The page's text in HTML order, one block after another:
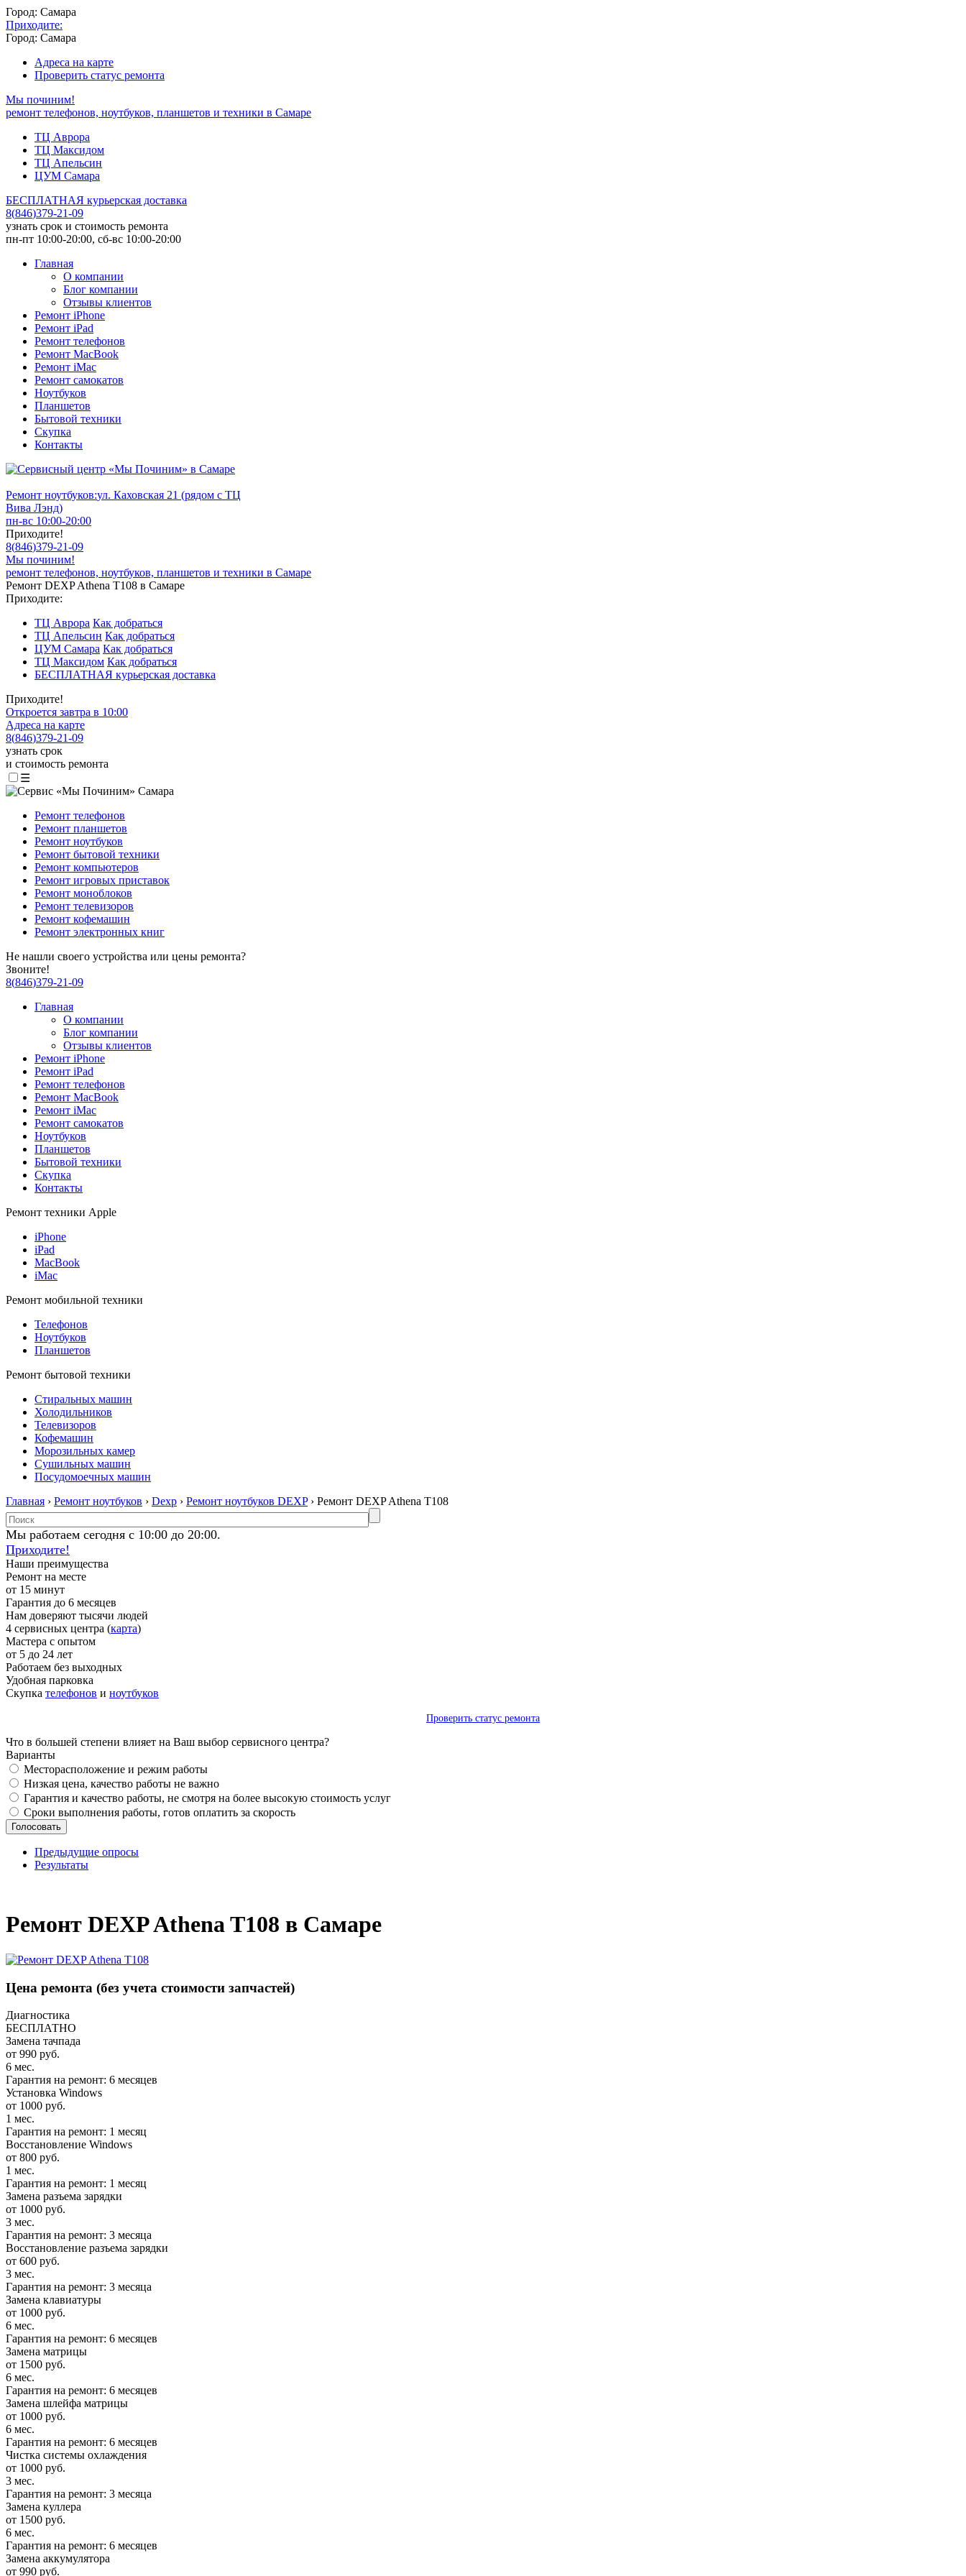
Город: Самара
Приходите:
Город: Самара
Адреса на карте
Проверить статус ремонта
Мы починим!
ремонт телефонов, ноутбуков, планшетов и техники в Самаре
ТЦ Аврора
ТЦ Максидом
ТЦ Апельсин
ЦУМ Самара
БЕСПЛАТНАЯ курьерская доставка
8(846)379-21-09
узнать срок и стоимость ремонта
пн-пт 10:00-20:00, сб-вс 10:00-20:00
Главная
О компании
Блог компании
Отзывы клиентов
Ремонт iPhone
Ремонт iPad
Ремонт телефонов
Ремонт MacBook
Ремонт iMac
Ремонт самокатов
Ноутбуков
Планшетов
Бытовой техники
Скупка
Контакты
Ремонт ноутбуков:ул. Каховская 21 (рядом с ТЦ
Вива Лэнд)
пн-вс 10:00-20:00
Приходите!
8(846)379-21-09
Мы починим!
ремонт телефонов, ноутбуков, планшетов и техники в Самаре
Ремонт DEXP Athena T108 в Самаре
Приходите:
ТЦ Аврора Как добраться
ТЦ Апельсин Как добраться
ЦУМ Самара Как добраться
ТЦ Максидом Как добраться
БЕСПЛАТНАЯ курьерская доставка
Приходите!
Откроется завтра в 10:00
Адреса на карте
8(846)379-21-09
узнать срок
и стоимость ремонта
☰
Ремонт телефонов
Ремонт планшетов
Ремонт ноутбуков
Ремонт бытовой техники
Ремонт компьютеров
Ремонт игровых приставок
Ремонт моноблоков
Ремонт телевизоров
Ремонт кофемашин
Ремонт электронных книг
Не нашли своего устройства или цены ремонта?
Звоните!
8(846)379-21-09
Главная
О компании
Блог компании
Отзывы клиентов
Ремонт iPhone
Ремонт iPad
Ремонт телефонов
Ремонт MacBook
Ремонт iMac
Ремонт самокатов
Ноутбуков
Планшетов
Бытовой техники
Скупка
Контакты
Ремонт техники Apple
iPhone
iPad
MacBook
iMac
Ремонт мобильной техники
Телефонов
Ноутбуков
Планшетов
Ремонт бытовой техники
Стиральных машин
Холодильников
Телевизоров
Кофемашин
Морозильных камер
Сушильных машин
Посудомоечных машин
Главная › Ремонт ноутбуков › Dexp › Ремонт ноутбуков DEXP› Ремонт DEXP Athena T108
Мы работаем сегодня с 10:00 до 20:00.
Приходите!
Наши преимущества
Ремонт на месте
от 15 минут
Гарантия до 6 месяцев
Нам доверяют тысячи людей
4 сервисных центра (карта)
Мастера с опытом
от 5 до 24 лет
Работаем без выходных
Удобная парковка
Скупка телефонов и ноутбуков
Проверить статус ремонта
Что в большей степени влияет на Ваш выбор сервисного центра?
Варианты
Месторасположение и режим работы
Низкая цена, качество работы не важно
Гарантия и качество работы, не смотря на более высокую стоимость услуг
Сроки выполнения работы, готов оплатить за скорость
Предыдущие опросы
Результаты
Ремонт DEXP Athena T108 в Самаре
Цена ремонта (без учета стоимости запчастей)
Диагностика
БЕСПЛАТНО
Замена тачпада
от 990 руб.
6 мес.
Гарантия на ремонт: 6 месяцев
Установка Windows
от 1000 руб.
1 мес.
Гарантия на ремонт: 1 месяц
Восстановление Windows
от 800 руб.
1 мес.
Гарантия на ремонт: 1 месяц
Замена разъема зарядки
от 1000 руб.
3 мес.
Гарантия на ремонт: 3 месяца
Восстановление разъема зарядки
от 600 руб.
3 мес.
Гарантия на ремонт: 3 месяца
Замена клавиатуры
от 1000 руб.
6 мес.
Гарантия на ремонт: 6 месяцев
Замена матрицы
от 1500 руб.
6 мес.
Гарантия на ремонт: 6 месяцев
Замена шлейфа матрицы
от 1000 руб.
6 мес.
Гарантия на ремонт: 6 месяцев
Чистка системы охлаждения
от 1000 руб.
3 мес.
Гарантия на ремонт: 3 месяца
Замена куллера
от 1500 руб.
6 мес.
Гарантия на ремонт: 6 месяцев
Замена аккумулятора
от 990 руб.